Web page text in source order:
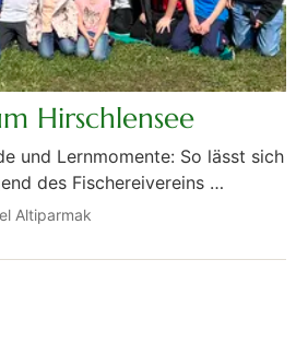
Hirschlensee
und Lernmomente: So lässt sich
des Fischereivereins …
Altiparmak